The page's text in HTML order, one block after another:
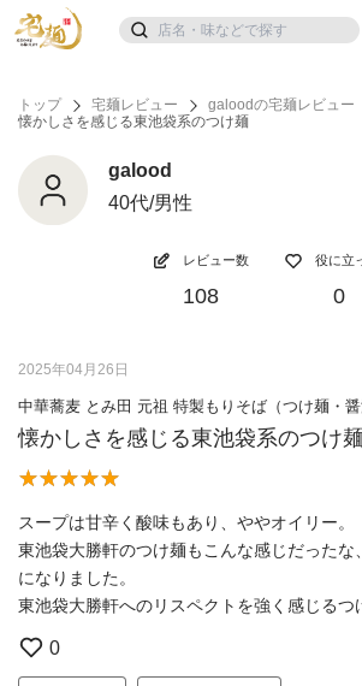
トップ 宅麺レビュー
galoodの宅麺レビュー
懐かしさを感じる東池袋系のつけ麺
galood
40代/男性
レビュー数
108
役に立
0
2025年04月26日
中華蕎麦 とみ田 元祖 特製もりそば（つけ麺・醤
懐かしさを感じる東池袋系のつけ麺
スープは甘辛く酸味もあり、ややオイリー。
東池袋大勝軒のつけ麺もこんな感じだったな
になりました。
東池袋大勝軒へのリスペクトを強く感じるつ
0